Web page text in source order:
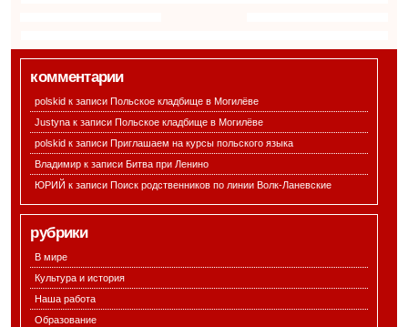
комментарии
polskid к записиПольское кладбище в Могилёве
Justyna к записиПольское кладбище в Могилёве
polskid к записиПриглашаем на курсы польского языка
Владимир к записи Битва при Ленино
ЮРИЙ к записиПоиск родственников по линии Волк-Ланевские
рубрики
В мире
Культура и история
Наша работа
Образование